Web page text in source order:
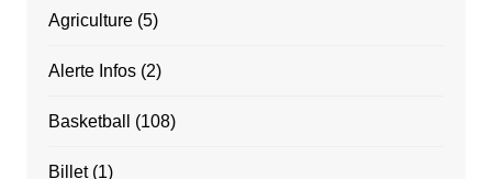
Agriculture(5)
Alerte Infos(2)
Basketball (108)
Billet(1)